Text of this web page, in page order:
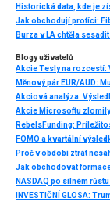
Blogy uživatelů
Akcie Tesly na rozcestí:
Měnový pár EUR/AUD:
RebelsFunding:
FOMO a kvartální
Proč v období ztrát